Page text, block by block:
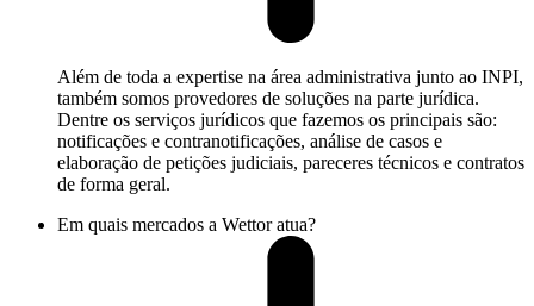
Além de toda a expertise na área administrativa junto ao INPI,
também somos provedores de soluções na parte jurídica.
Dentre os serviços jurídicos que fazemos os principais são:
notificações e contranotificações, análise de casos e
elaboração de petições judiciais, pareceres técnicos e contratos
de forma geral.
Em quais mercados a Wettor atua?